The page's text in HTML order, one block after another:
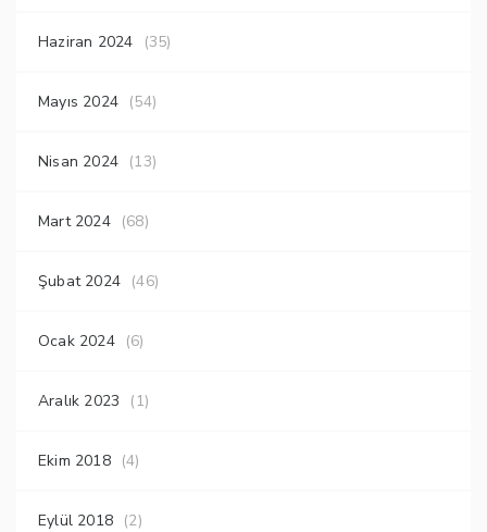
Haziran 2024 (35)
Mayıs 2024 (54)
Nisan 2024 (13)
Mart 2024 (68)
Şubat 2024 (46)
Ocak 2024 (6)
Aralık 2023 (1)
Ekim 2018 (4)
Eylül 2018 (2)